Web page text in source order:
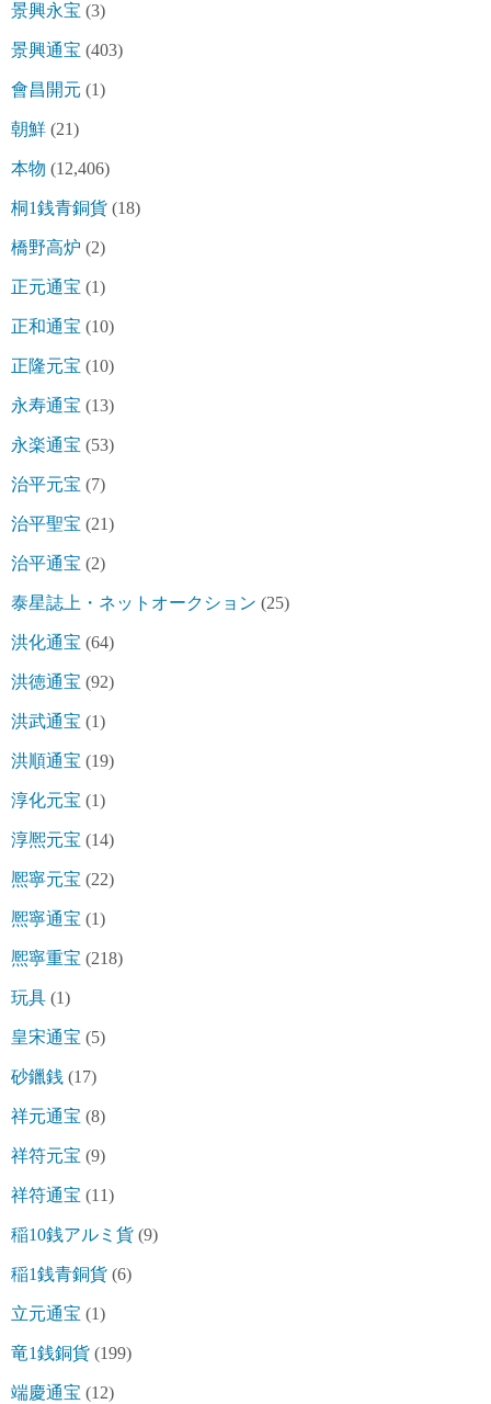
景興永宝 (3)
景興通宝 (403)
會昌開元 (1)
朝鮮 (21)
本物 (12,406)
桐1銭青銅貨 (18)
橋野高炉 (2)
正元通宝 (1)
正和通宝 (10)
正隆元宝 (10)
永寿通宝 (13)
永楽通宝 (53)
治平元宝 (7)
治平聖宝 (21)
治平通宝 (2)
泰星誌上・ネットオークション (25)
洪化通宝 (64)
洪徳通宝 (92)
洪武通宝 (1)
洪順通宝 (19)
淳化元宝 (1)
淳熈元宝 (14)
熈寧元宝 (22)
熈寧通宝 (1)
熈寧重宝 (218)
玩具 (1)
皇宋通宝 (5)
砂鑞銭 (17)
祥元通宝 (8)
祥符元宝 (9)
祥符通宝 (11)
稲10銭アルミ貨 (9)
稲1銭青銅貨 (6)
立元通宝 (1)
竜1銭銅貨 (199)
端慶通宝 (12)